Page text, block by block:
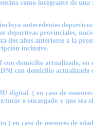
como integrante de una
antecedentes
deportivas provinciales,
dos años anteriores a la
inclusive.
con domicilio actualizado, en
con domicilio actualizado
digital. ( en caso de
tutor o encargado y que sea
( en caso de menores de